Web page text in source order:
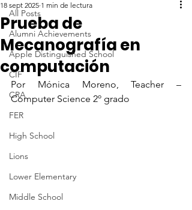
All Posts
Alumni Achievements
Apple Distinguished School
CIF
CRA
FER
High School
Lions
Lower Elementary
Middle School
Prueba de
Mecanografía en
computación
18 sept 2025 1 min de lectura
Por Mónica Moreno, Teacher –
Computer Science 2º grado